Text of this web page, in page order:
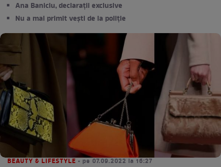
Ana Baniciu, declarații exclusive
Nu a mai primit vești de la poliție
BEAUTY & LIFESTYLE • pe 07.09.2022 la 16:27